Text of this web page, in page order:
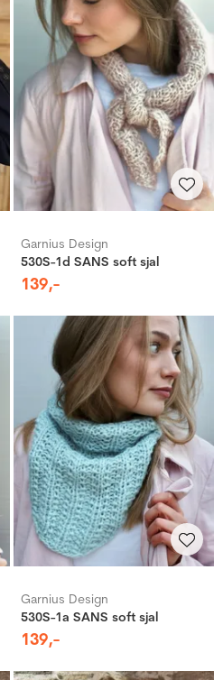
Garnius Design
530S-1d SANS soft sjal
139,-
Garnius Design
530S-1a SANS soft sjal
139,-